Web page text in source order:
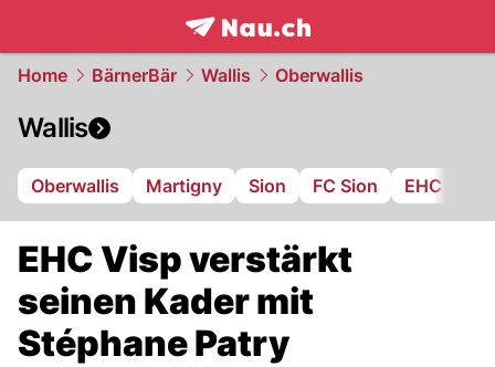
frontpage.NAU.ch
Home BärnerBär Wallis Oberwallis
Wallis
Oberwallis Martigny Sion FC Sion EHC Visp
EHC Visp verstärkt
seinen Kader mit
Stéphane Patry